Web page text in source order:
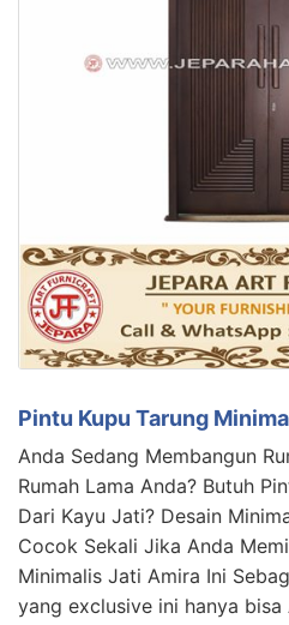
Pintu Kupu Tarung
Anda Sedang Membangun
Rumah Lama Anda? Butuh
Dari Kayu Jati? Desain
Cocok Sekali Jika Anda
Minimalis Jati Amira Ini
yang exclusive ini hanya